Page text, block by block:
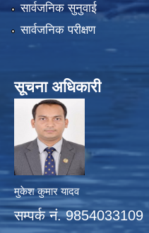
सार्वजनिक सुनुवाई
सार्वजनिक परीक्षण
सूचना अधिकारी
मुकेश कुमार यादव
सम्पर्क नं. 9854033109